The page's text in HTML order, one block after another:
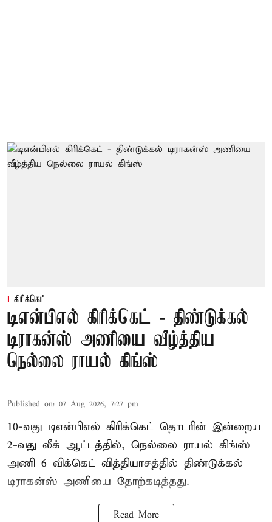
கிரிக்கெட்
டிஎன்பிஎல் கிரிக்கெட் - திண்டுக்கல்
டிராகன்ஸ் அணியை வீழ்த்திய
நெல்லை ராயல் கிங்ஸ்
Published on: 07 Aug 2026, 7:27 pm
10-வது டிஎன்பிஎல் கிரிக்கெட் தொடரின் இன்றைய
2-வது லீக் ஆட்டத்தில், நெல்லை ராயல் கிங்ஸ்
அணி 6 விக்கெட் வித்தியாசத்தில் திண்டுக்கல்
டிராகன்ஸ் அணியை தோற்கடித்தது.
Read More